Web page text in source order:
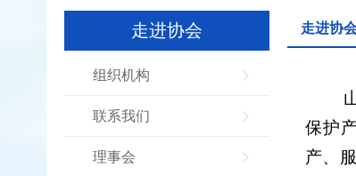
走进协会
组织机构
联系我们
理事会
走进协
保护
产、